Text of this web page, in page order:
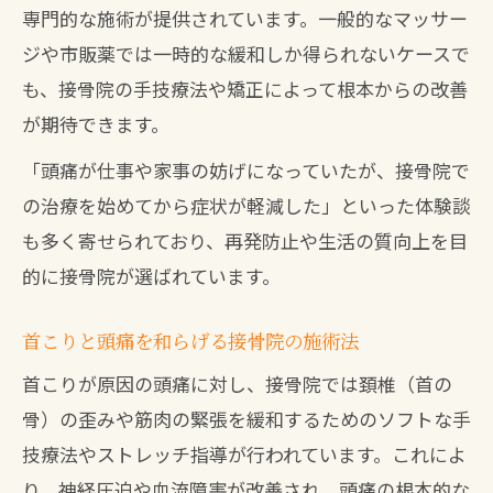
専門的な施術が提供されています。一般的なマッサー
ジや市販薬では一時的な緩和しか得られないケースで
も、接骨院の手技療法や矯正によって根本からの改善
が期待できます。
「頭痛が仕事や家事の妨げになっていたが、接骨院で
の治療を始めてから症状が軽減した」といった体験談
も多く寄せられており、再発防止や生活の質向上を目
的に接骨院が選ばれています。
首こりと頭痛を和らげる接骨院の施術法
首こりが原因の頭痛に対し、接骨院では頚椎（首の
骨）の歪みや筋肉の緊張を緩和するためのソフトな手
技療法やストレッチ指導が行われています。これによ